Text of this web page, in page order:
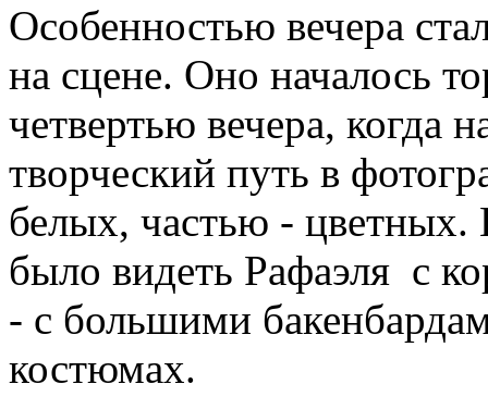
Особенностью вечера
на сцене. Оно началось
четвертью вечера, когда
творческий путь в
белых, частью -
было видеть Рафаэля с
- с большими
костюмах.